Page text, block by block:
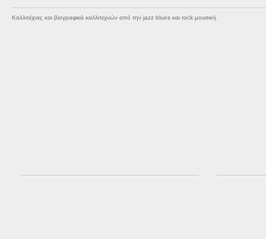
Καλλιτέχνες και βιογραφικά καλλιτεχνών από την jazz blues και rock μουσική.